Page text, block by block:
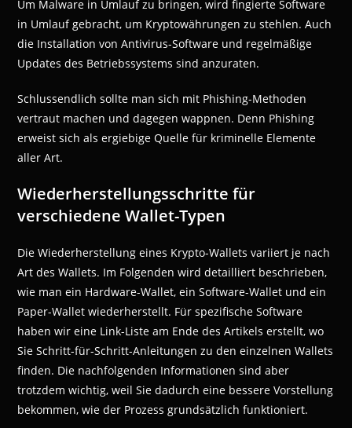
Um Malware in Umlauf zu bringen, wird fingierte Software
in Umlauf gebracht, um Kryptowährungen zu stehlen. Auch
die Installation von Antivirus-Software und regelmäßige
Updates des Betriebssystems sind anzuraten.
Schlussendlich sollte man sich mit Phishing-Methoden
vertraut machen und dagegen wappnen. Denn Phishing
erweist sich als ergiebige Quelle für kriminelle Elemente
aller Art.
Wiederherstellungsschritte für
verschiedene Wallet-Typen
Die Wiederherstellung eines Krypto-Wallets variiert je nach
Art des Wallets. Im Folgenden wird detailliert beschrieben,
wie man ein Hardware-Wallet, ein Software-Wallet und ein
Paper-Wallet wiederherstellt. Für spezifische Software
haben wir eine Link-Liste am Ende des Artikels erstellt, wo
Sie Schritt-für-Schritt-Anleitungen zu den einzelnen Wallets
finden. Die nachfolgenden Informationen sind aber
trotzdem wichtig, weil Sie dadurch eine bessere Vorstellung
bekommen, wie der Prozess grundsätzlich funktioniert.